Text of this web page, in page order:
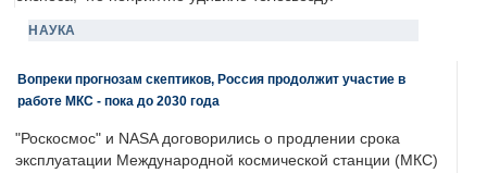
НАУКА
Вопреки прогнозам скептиков, Россия продолжит участие в
работе МКС - пока до 2030 года
"Роскосмос" и NASA договорились о продлении срока
эксплуатации Международной космической станции (МКС)